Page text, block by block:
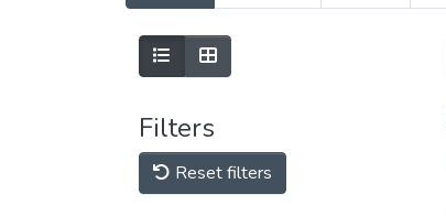
Filters
Reset filters